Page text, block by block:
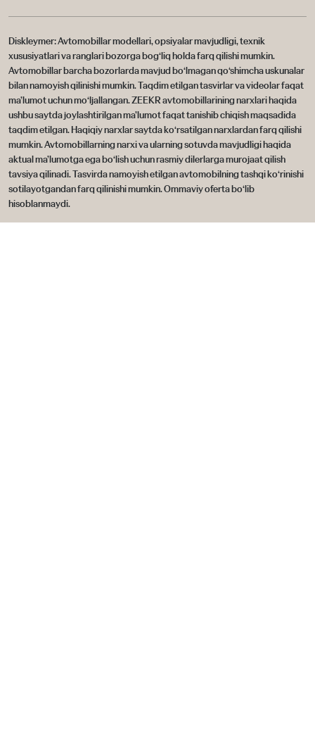
Diskleymer: Avtomobillar modellari, opsiyalar mavjudligi, texnik
xususiyatlari va ranglari bozorga bog‘liq holda farq qilishi mumkin.
Avtomobillar barcha bozorlarda mavjud bo‘lmagan qo‘shimcha uskunalar
bilan namoyish qilinishi mumkin. Taqdim etilgan tasvirlar va videolar faqat
ma’lumot uchun mo‘ljallangan. ZEEKR avtomobillarining narxlari haqida
ushbu saytda joylashtirilgan ma’lumot faqat tanishib chiqish maqsadida
taqdim etilgan. Haqiqiy narxlar saytda ko‘rsatilgan narxlardan farq qilishi
mumkin. Avtomobillarning narxi va ularning sotuvda mavjudligi haqida
aktual ma’lumotga ega bo‘lish uchun rasmiy dilerlarga murojaat qilish
tavsiya qilinadi. Tasvirda namoyish etilgan avtomobilning tashqi ko‘rinishi
sotilayotgandan farq qilinishi mumkin. Ommaviy oferta bo‘lib
hisoblanmaydi.